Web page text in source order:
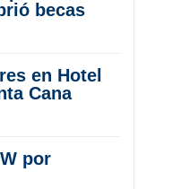
becas
en Hotel
Cana
por